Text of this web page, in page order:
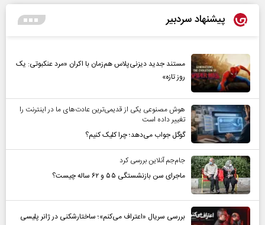
پیشنهاد سردبیر
مستند جدید دیزنی‌پلاس هم‌زمان با اکران «مرد عنکبوتی: یک
روز تازه»
هوش مصنوعی یکی از قدیمی‌ترین عادت‌های ما در اینترنت را
تغییر داده است
گوگل جواب می‌دهد؛ چرا کلیک کنیم؟
جام‌جم آنلاین بررسی کرد
ماجرای سن بازنشستگی ۵۵ و ۶۲ ساله چیست؟
بررسی سریال «اعتراف می‌کنم»؛ ساختارشکنی در ژانر پلیسی